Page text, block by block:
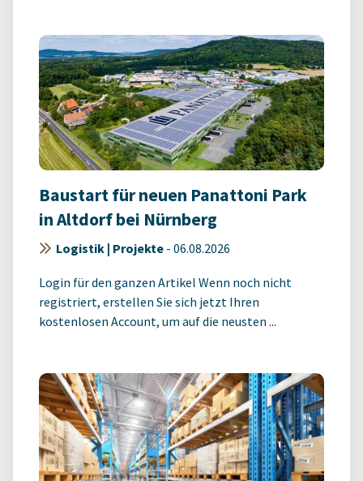
Baustart für neuen Panattoni Park
in Altdorf bei Nürnberg
Logistik | Projekte - 06.08.2026
Login für den ganzen Artikel Wenn noch nicht
registriert, erstellen Sie sich jetzt Ihren
kostenlosen Account, um auf die neusten ...